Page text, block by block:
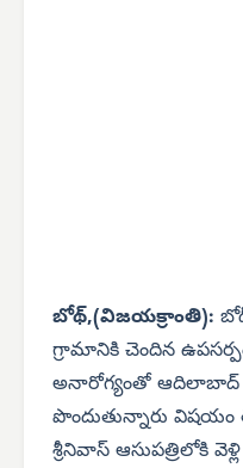
బోథ్,(విజయక్రాంతి):
గ్రామానికి చెందిన
అనారోగ్యంతో ఆదిలాబాద్
పొందుతున్నారు విషయం
శ్రీనివాస్ ఆసుపత్రిలోకి